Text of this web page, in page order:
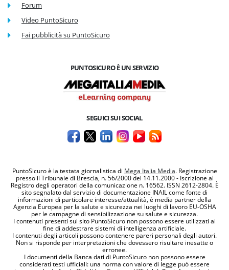
Forum
Video PuntoSicuro
Fai pubblicità su PuntoSicuro
PUNTOSICURO È UN SERVIZIO
SEGUICI SUI SOCIAL
PuntoSicuro è la testata giornalistica di Mega Italia Media. Registrazione
presso il Tribunale di Brescia, n. 56/2000 del 14.11.2000 - Iscrizione al
Registro degli operatori della comunicazione n. 16562. ISSN 2612-2804. È
sito segnalato dal servizio di documentazione INAIL come fonte di
informazioni di particolare interesse/attualità, è media partner della
Agenzia Europea per la salute e sicurezza nei luoghi di lavoro EU-OSHA
per le campagne di sensibilizzazione su salute e sicurezza.
I contenuti presenti sul sito PuntoSicuro non possono essere utilizzati al
fine di addestrare sistemi di intelligenza artificiale.
I contenuti degli articoli possono contenere pareri personali degli autori.
Non si risponde per interpretazioni che dovessero risultare inesatte o
erronee.
I documenti della Banca dati di PuntoSicuro non possono essere
considerati testi ufficiali: una norma con valore di legge può essere